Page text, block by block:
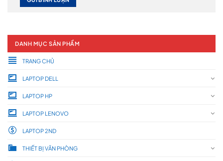
DANH MỤC SẢN PHẨM
TRANG CHỦ
LAPTOP DELL
LAPTOP HP
LAPTOP LENOVO
LAPTOP 2ND
THIẾT BỊ VĂN PHÒNG